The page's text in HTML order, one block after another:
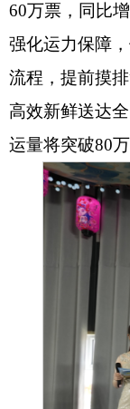
60万票，同比
强化运力保障
流程，提前摸
高效新鲜送达
运量将突破80